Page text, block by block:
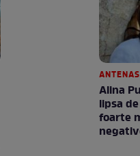
Alina
lipsa
foarte